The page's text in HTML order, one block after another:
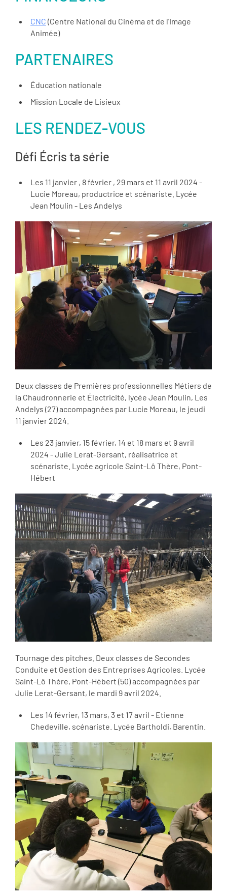
CNC (Centre National du Cinéma et de l'Image
Animée)
PARTENAIRES
Éducation nationale
Mission Locale de Lisieux
LES RENDEZ-VOUS
Défi Écris ta série
Les 11 janvier , 8 février , 29 mars et 11 avril 2024 -
Lucie Moreau, productrice et scénariste. Lycée
Jean Moulin - Les Andelys
Deux classes de Premières professionnelles Métiers de
la Chaudronnerie et Électricité, lycée Jean Moulin, Les
Andelys (27) accompagnées par Lucie Moreau, le jeudi
11 janvier 2024.
Les 23 janvier, 15 février, 14 et 18 mars et 9 avril
2024 - Julie Lerat-Gersant, réalisatrice et
scénariste. Lycée agricole Saint-Lô Thère, Pont-
Hébert
Tournage des pitches. Deux classes de Secondes
Conduite et Gestion des Entreprises Agricoles. Lycée
Saint-Lô Thère, Pont-Hébert (50) accompagnées par
Julie Lerat-Gersant, le mardi 9 avril 2024.
Les 14 février, 13 mars, 3 et 17 avril - Etienne
Chedeville, scénariste. Lycée Bartholdi, Barentin.